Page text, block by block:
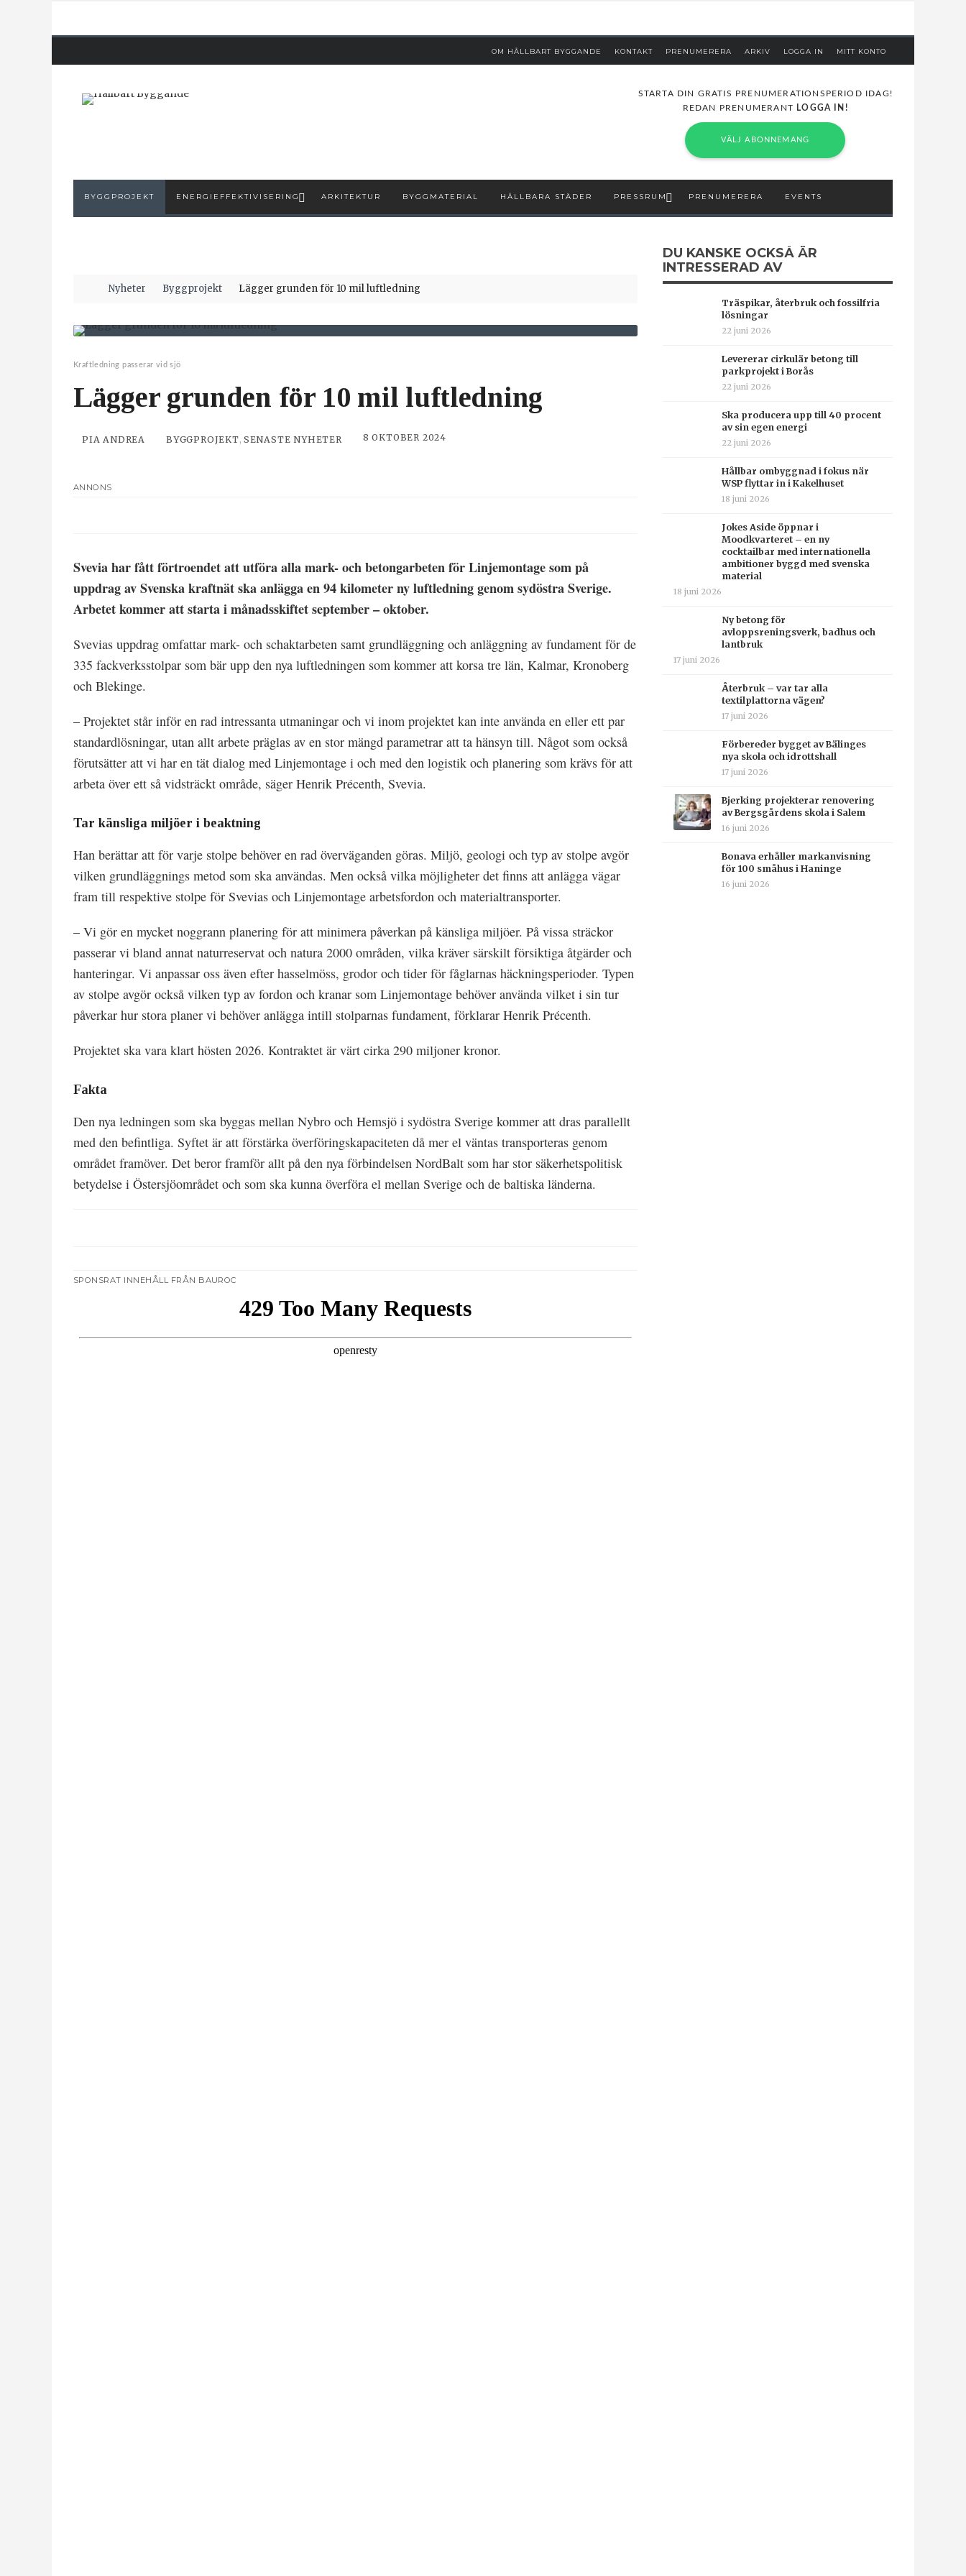
OM HÅLLBART BYGGANDE KONTAKT PRENUMERERA ARKIV LOGGA IN MITT KONTO
STARTA DIN GRATIS PRENUMERATIONSPERIOD IDAG!
REDAN PRENUMERANT LOGGA IN!
VÄLJ ABONNEMANG
BYGGPROJEKT ENERGIEFFEKTIVISERING ARKITEKTUR BYGGMATERIAL HÅLLBARA STÄDER PRESSRUM PRENUMERERA EVENTS
Nyheter Byggprojekt Lägger grunden för 10 mil luftledning
Kraftledning passerar vid sjö
Lägger grunden för 10 mil luftledning
PIA ANDREA BYGGPROJEKT, SENASTE NYHETER 8 OKTOBER 2024
ANNONS
Svevia har fått förtroendet att utföra alla mark- och betongarbeten för Linjemontage som på
uppdrag av Svenska kraftnät ska anlägga en 94 kilometer ny luftledning genom sydöstra Sverige.
Arbetet kommer att starta i månadsskiftet september – oktober.
Svevias uppdrag omfattar mark- och schaktarbeten samt grundläggning och anläggning av fundament för de
335 fackverksstolpar som bär upp den nya luftledningen som kommer att korsa tre län, Kalmar, Kronoberg
och Blekinge.
– Projektet står inför en rad intressanta utmaningar och vi inom projektet kan inte använda en eller ett par
standardlösningar, utan allt arbete präglas av en stor mängd parametrar att ta hänsyn till. Något som också
förutsätter att vi har en tät dialog med Linjemontage i och med den logistik och planering som krävs för att
arbeta över ett så vidsträckt område, säger Henrik Précenth, Svevia.
Tar känsliga miljöer i beaktning
Han berättar att för varje stolpe behöver en rad överväganden göras. Miljö, geologi och typ av stolpe avgör
vilken grundläggnings metod som ska användas. Men också vilka möjligheter det finns att anlägga vägar
fram till respektive stolpe för Svevias och Linjemontage arbetsfordon och materialtransporter.
– Vi gör en mycket noggrann planering för att minimera påverkan på känsliga miljöer. På vissa sträckor
passerar vi bland annat naturreservat och natura 2000 områden, vilka kräver särskilt försiktiga åtgärder och
hanteringar. Vi anpassar oss även efter hasselmöss, grodor och tider för fåglarnas häckningsperioder. Typen
av stolpe avgör också vilken typ av fordon och kranar som Linjemontage behöver använda vilket i sin tur
påverkar hur stora planer vi behöver anlägga intill stolparnas fundament, förklarar Henrik Précenth.
Projektet ska vara klart hösten 2026. Kontraktet är värt cirka 290 miljoner kronor.
Fakta
Den nya ledningen som ska byggas mellan Nybro och Hemsjö i sydöstra Sverige kommer att dras parallellt
med den befintliga. Syftet är att förstärka överföringskapaciteten då mer el väntas transporteras genom
området framöver. Det beror framför allt på den nya förbindelsen NordBalt som har stor säkerhetspolitisk
betydelse i Östersjöområdet och som ska kunna överföra el mellan Sverige och de baltiska länderna.
SPONSRAT INNEHÅLL FRÅN BAUROC
DU KANSKE OCKSÅ ÄR
INTRESSERAD AV
Träspikar, återbruk och fossilfria
lösningar
22 juni 2026
Levererar cirkulär betong till
parkprojekt i Borås
22 juni 2026
Ska producera upp till 40 procent
av sin egen energi
22 juni 2026
Hållbar ombyggnad i fokus när
WSP flyttar in i Kakelhuset
18 juni 2026
Jokes Aside öppnar i
Moodkvarteret – en ny
cocktailbar med internationella
ambitioner byggd med svenska
material
18 juni 2026
Ny betong för
avloppsreningsverk, badhus och
lantbruk
17 juni 2026
Återbruk – var tar alla
textilplattorna vägen?
17 juni 2026
Förbereder bygget av Bälinges
nya skola och idrottshall
17 juni 2026
Bjerking projekterar renovering
av Bergsgårdens skola i Salem
16 juni 2026
Bonava erhåller markanvisning
för 100 småhus i Haninge
16 juni 2026